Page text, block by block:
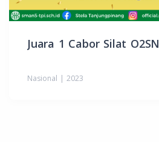
Juara 1 Cabor Silat O2SN
Nasional | 2023